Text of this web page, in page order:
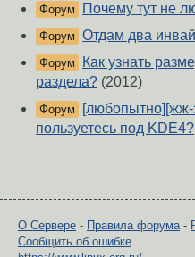
Форум Почему тут не
Форум Отдам два
Форум
Как узнать
раздела? (2012)
Форум
[любопытно][жж-
пользуетесь под KDE4?
О Сервере - Правила форума-
Сообщить об ошибке